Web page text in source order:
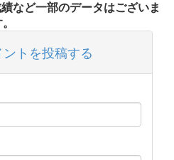
など一部のデータはございま
トを投稿する